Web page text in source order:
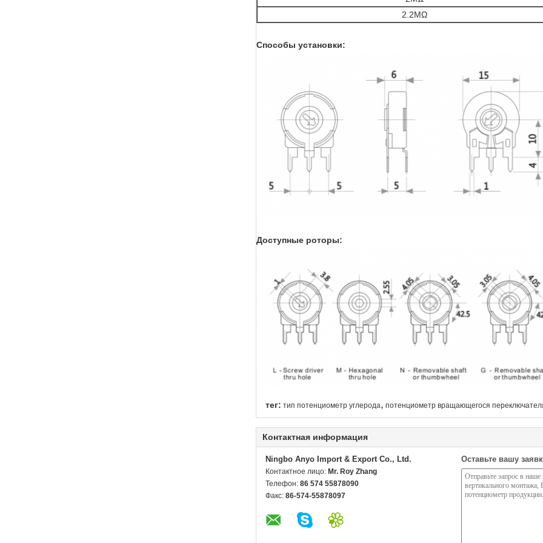
2.2МΩ
Способы установки:
Доступные роторы:
тег: тип потенциометр углерода, потенциометр вращающегося
Контактная информация
Ningbo Anyo Import & Export Co., Ltd.
Контактное лицо: Mr. Roy Zhang
Телефон: 86 574 55878090
Факс: 86-574-55878097
Оставьте вашу